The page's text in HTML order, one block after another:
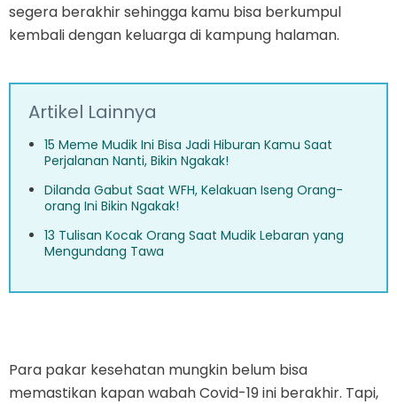
segera berakhir sehingga kamu bisa berkumpul
kembali dengan keluarga di kampung halaman.
Artikel Lainnya
15 Meme Mudik Ini Bisa Jadi Hiburan Kamu Saat
Perjalanan Nanti, Bikin Ngakak!
Dilanda Gabut Saat WFH, Kelakuan Iseng Orang-
orang Ini Bikin Ngakak!
13 Tulisan Kocak Orang Saat Mudik Lebaran yang
Mengundang Tawa
Para pakar kesehatan mungkin belum bisa
memastikan kapan wabah Covid-19 ini berakhir. Tapi,